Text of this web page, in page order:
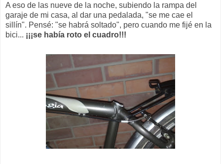
A eso de las nueve de la noche, subiendo la rampa del
garaje de mi casa, al dar una pedalada, "se me cae el
sillín". Pensé: "se habrá soltado", pero cuando me fijé en la
bici... ¡¡¡se había roto el cuadro!!!